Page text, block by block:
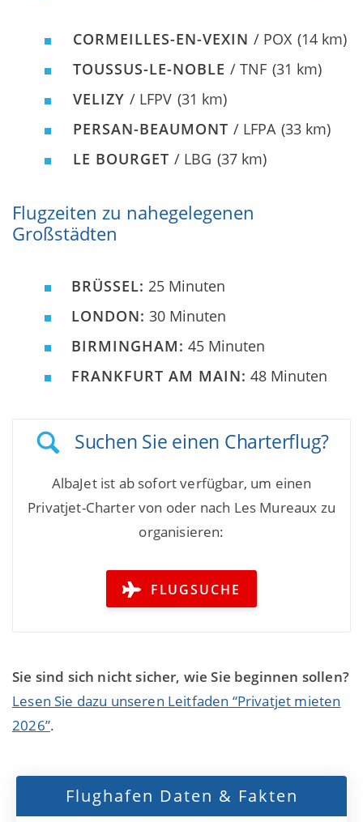
CORMEILLES-EN-VEXIN / POX (14 km)
TOUSSUS-LE-NOBLE / TNF (31 km)
VELIZY / LFPV (31 km)
PERSAN-BEAUMONT / LFPA (33 km)
LE BOURGET / LBG (37 km)
Flugzeiten zu nahegelegenen
Großstädten
BRÜSSEL: 25 Minuten
LONDON: 30 Minuten
BIRMINGHAM: 45 Minuten
FRANKFURT AM MAIN: 48 Minuten
Suchen Sie einen Charterflug?
AlbaJet ist ab sofort verfügbar, um einen
Privatjet-Charter von oder nach Les Mureaux zu
organisieren:
FLUGSUCHE
Sie sind sich nicht sicher, wie Sie beginnen sollen?
Lesen Sie dazu unseren Leitfaden “Privatjet mieten
2026”.
Flughafen Daten & Fakten